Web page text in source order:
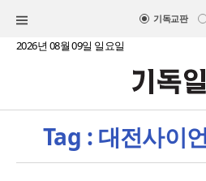
기독교판
2026년 08월 09일 일요일
Tag : 대전사이